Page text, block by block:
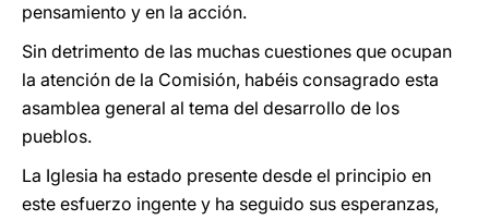
pensamiento y en la acción.
Sin detrimento de las muchas cuestiones que ocupan
la atención de la Comisión, habéis consagrado esta
asamblea general al tema del desarrollo de los
pueblos.
La Iglesia ha estado presente desde el principio en
este esfuerzo ingente y ha seguido sus esperanzas,